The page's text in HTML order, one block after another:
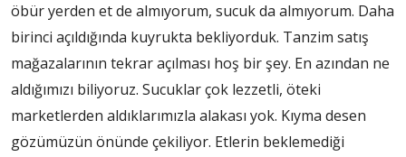
öbür yerden et de almıyorum, sucuk da almıyorum. Daha
birinci açıldığında kuyrukta bekliyorduk. Tanzim satış
mağazalarının tekrar açılması hoş bir şey. En azından ne
aldığımızı biliyoruz. Sucuklar çok lezzetli, öteki
marketlerden aldıklarımızla alakası yok. Kıyma desen
gözümüzün önünde çekiliyor. Etlerin beklemediği